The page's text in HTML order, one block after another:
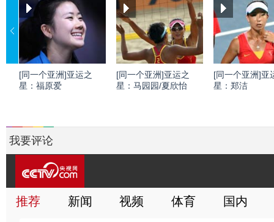
[同一个亚洲]亚运之
星：福原爱
[同一个亚洲]亚运之
星：马园园/夏欣怡
[同一个亚洲]亚
星：郑洁
我要评论